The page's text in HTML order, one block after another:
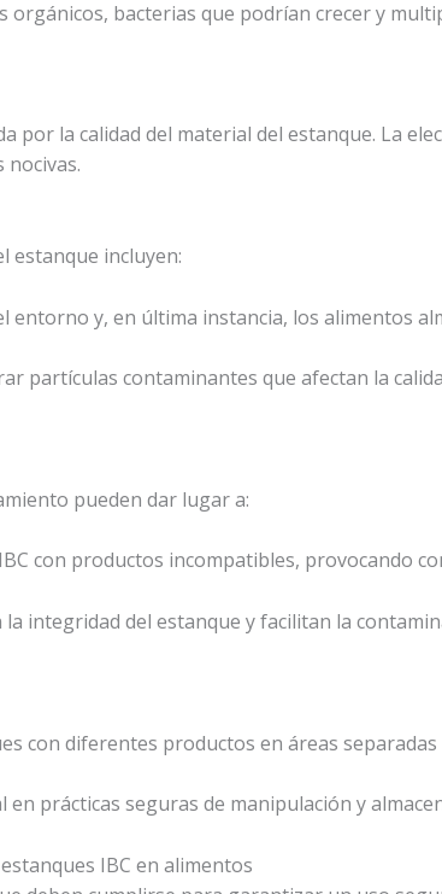
orgánicos, bacterias que podrían crecer y
por la calidad del material del estanque. La
nocivas.
estanque incluyen:
entorno y, en última instancia, los alimentos
partículas contaminantes que afectan la
pueden dar lugar a:
con productos incompatibles, provocando
integridad del estanque y facilitan la
con diferentes productos en áreas
en prácticas seguras de manipulación y
IBC en alimentos